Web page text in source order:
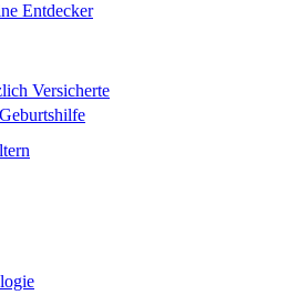
Entdecker
Versicherte